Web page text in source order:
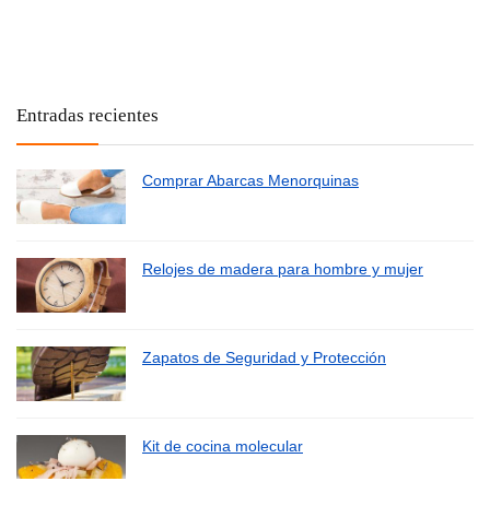
Entradas recientes
Comprar Abarcas Menorquinas
Relojes de madera para hombre y mujer
Zapatos de Seguridad y Protección
Kit de cocina molecular